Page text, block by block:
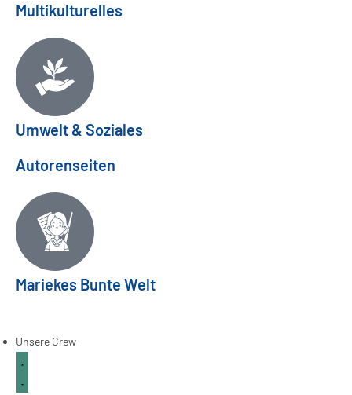
Multikulturelles
Umwelt & Soziales
Autorenseiten
Mariekes Bunte Welt
Frühlingsfeste aus aller Welt
Apr.
Unsere Crew